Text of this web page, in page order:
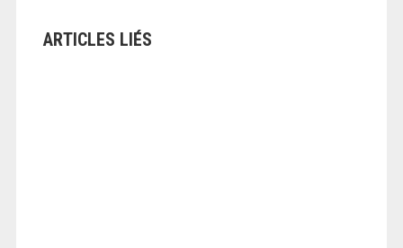
ARTICLES LIÉS